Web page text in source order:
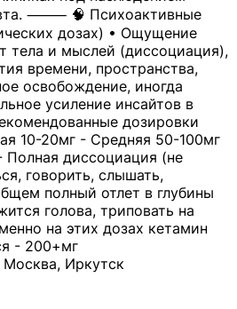
⸻ 🧠 Психоактивные
дозах) • Ощущение
тела и мыслей (диссоциация),
времени, пространства,
освобождение, иногда
усиление инсайтов в
дозировки
10-20мг - Средняя 50-100мг
Полная диссоциация (не
говорить, слышать,
полный отлет в глубины
голова, триповать на
на этих дозах кетамин
- 200+мг
Иркутск